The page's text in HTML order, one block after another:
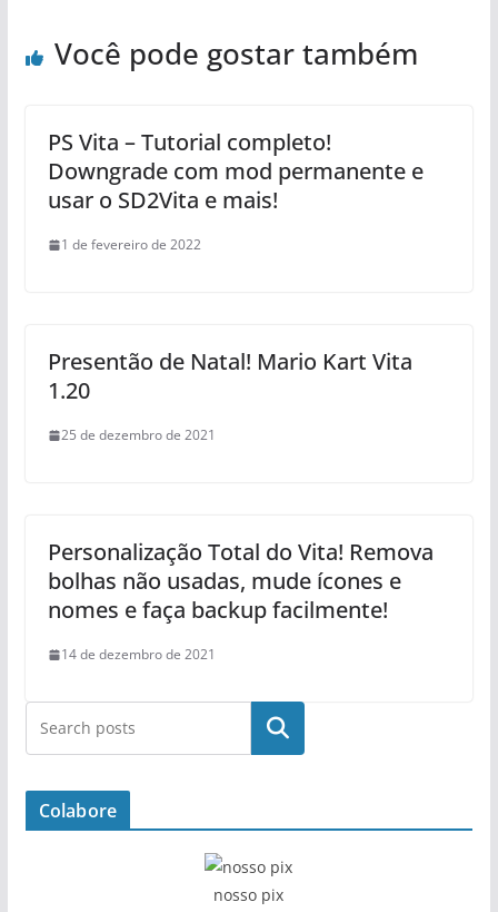
Você pode gostar também
PS Vita – Tutorial completo!
Downgrade com mod permanente e
usar o SD2Vita e mais!
1 de fevereiro de 2022
Presentão de Natal! Mario Kart Vita
1.20
25 de dezembro de 2021
Personalização Total do Vita! Remova
bolhas não usadas, mude ícones e
nomes e faça backup facilmente!
14 de dezembro de 2021
Pesquisar
Colabore
nosso pix